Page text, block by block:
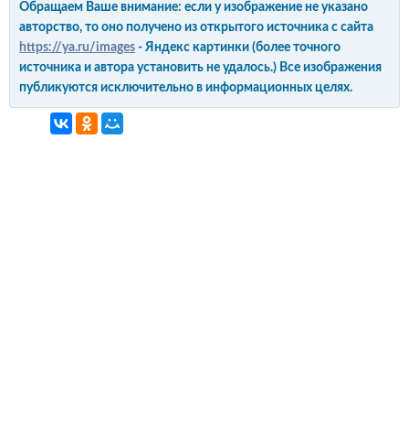
Обращаем Ваше внимание: если у изображение не указано
авторство, то оно получено из открытого источника с сайта
https://ya.ru/images - Яндекс картинки (более точного
источника и автора установить не удалось.) Все изображения
публикуются исключительно в информационных целях.